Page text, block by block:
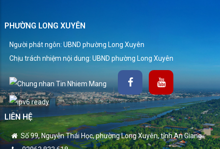
PHƯỜNG LONG XUYÊN
Người phát ngôn: UBND phường Long Xuyên
Chịu trách nhiệm nội dung: UBND phường Long Xuyên
LIÊN HỆ
Số 99, Nguyễn Thái Học, phường Long Xuyên, tỉnh An Giang.